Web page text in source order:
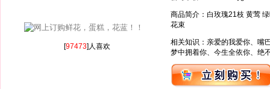
[97473]人喜欢
商品简介：白玫瑰21枝 黄莺
花束
相关知识：亲爱的我爱你、嘴
梦中拥着你、今生全依你、绝